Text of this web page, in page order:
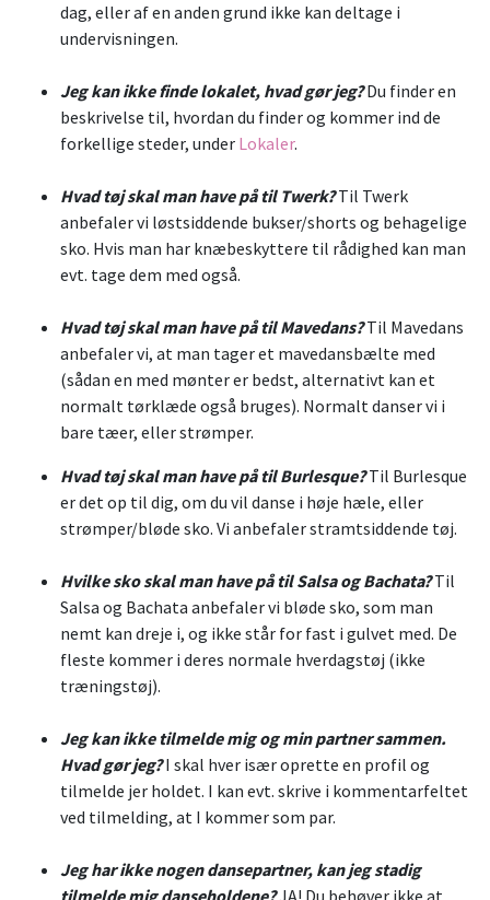
dag, eller af en anden grund ikke kan deltage i
undervisningen.
Jeg kan ikke finde lokalet, hvad gør jeg?Du finder en
beskrivelse til, hvordan du finder og kommer ind de
forkellige steder, under Lokaler.
Hvad tøj skal man have på til Twerk?Til Twerk
anbefaler vi løstsiddende bukser/shorts og behagelige
sko. Hvis man har knæbeskyttere til rådighed kan man
evt. tage dem med også.
Hvad tøj skal man have på til Mavedans?Til Mavedans
anbefaler vi, at man tager et mavedansbælte med
(sådan en med mønter er bedst, alternativt kan et
normalt tørklæde også bruges). Normalt danser vi i
bare tæer, eller strømper.
Hvad tøj skal man have på til Burlesque?Til Burlesque
er det op til dig, om du vil danse i høje hæle, eller
strømper/bløde sko. Vi anbefaler stramtsiddende tøj.
Hvilke sko skal man have på til Salsa og Bachata?Til
Salsa og Bachata anbefaler vi bløde sko, som man
nemt kan dreje i, og ikke står for fast i gulvet med. De
fleste kommer i deres normale hverdagstøj (ikke
træningstøj).
Jeg kan ikke tilmelde mig og min partner sammen.
Hvad gør jeg?I skal hver især oprette en profil og
tilmelde jer holdet. I kan evt. skrive i kommentarfeltet
ved tilmelding, at I kommer som par.
Jeg har ikke nogen dansepartner, kan jeg stadig